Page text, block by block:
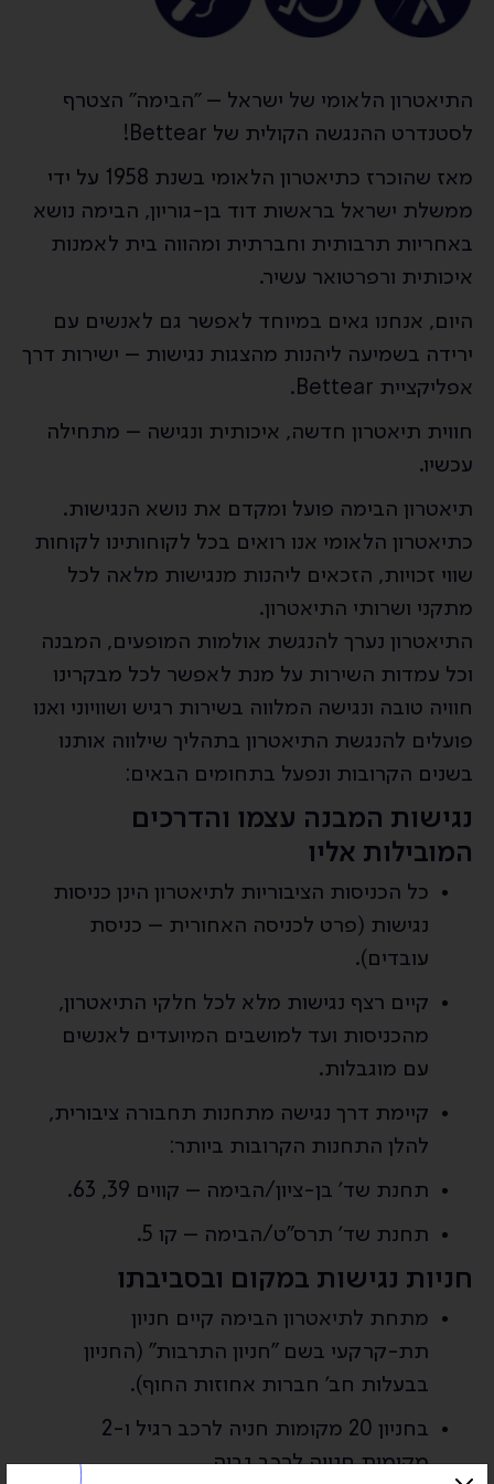
התיאטרון הלאומי של ישראל – ״הבימה״ הצטרף
לסטנדרט ההנגשה הקולית של Bettear!
מאז שהוכרז כתיאטרון הלאומי בשנת 1958 על ידי
ממשלת ישראל בראשות דוד בן-גוריון, הבימה נושא
באחריות תרבותית וחברתית ומהווה בית לאמנות
איכותית ורפרטואר עשיר.
היום, אנחנו גאים במיוחד לאפשר גם לאנשים עם
ירידה בשמיעה ליהנות מהצגות נגישות – ישירות דרך
אפליקציית Bettear.
חווית תיאטרון חדשה, איכותית ונגישה – מתחילה
עכשיו.
תיאטרון הבימה פועל ומקדם את נושא הנגישות.
כתיאטרון הלאומי אנו רואים בכל לקוחותינו לקוחות
שווי זכויות, הזכאים ליהנות מנגישות מלאה לכל
מתקני ושרותי התיאטרון.
התיאטרון נערך להנגשת אולמות המופעים, המבנה
וכל עמדות השירות על מנת לאפשר לכל מבקרינו
חוויה טובה ונגישה המלווה בשירות רגיש ושוויוני ואנו
פועלים להנגשת התיאטרון בתהליך שילווה אותנו
בשנים הקרובות ונפעל בתחומים הבאים:
נגישות המבנה עצמו והדרכים
המובילות אליו
כל הכניסות הציבוריות לתיאטרון הינן כניסות
נגישות (פרט לכניסה האחורית – כניסת
עובדים).
קיים רצף נגישות מלא לכל חלקי התיאטרון,
מהכניסות ועד למושבים המיועדים לאנשים
עם מוגבלות.
קיימת דרך נגישה מתחנות תחבורה ציבורית,
להלן התחנות הקרובות ביותר:
תחנת שד' בן-ציון/הבימה – קווים 39, 63.
תחנת שד' תרס"ט/הבימה – קו 5.
חניות נגישות במקום ובסביבתו
מתחת לתיאטרון הבימה קיים חניון
תת-קרקעי בשם "חניון התרבות" (החניון
בבעלות חב' חברות אחוזות החוף).
בחניון 20 מקומות חניה לרכב רגיל ו-2
מקומות חנייה לרכב גבוה.